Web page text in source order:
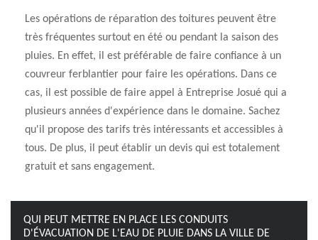
Les opérations de réparation des toitures peuvent être
très fréquentes surtout en été ou pendant la saison des
pluies. En effet, il est préférable de faire confiance à un
couvreur ferblantier pour faire les opérations. Dans ce
cas, il est possible de faire appel à Entreprise Josué qui a
plusieurs années d'expérience dans le domaine. Sachez
qu'il propose des tarifs très intéressants et accessibles à
tous. De plus, il peut établir un devis qui est totalement
gratuit et sans engagement.
QUI PEUT METTRE EN PLACE LES CONDUITS
D'ÉVACUATION DE L'EAU DE PLUIE DANS LA VILLE DE